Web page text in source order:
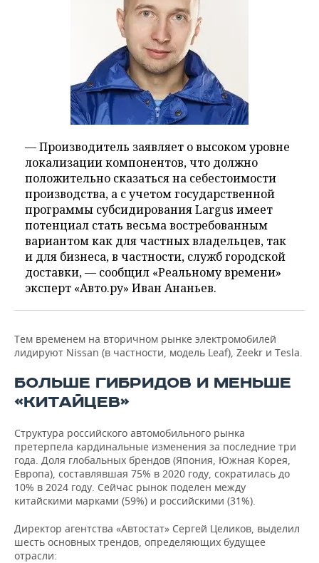
— Производитель заявляет о высоком уровне
локализации компонентов, что должно
положительно сказаться на себестоимости
производства, а с учетом государственной
программы субсидирования Largus имеет
потенциал стать весьма востребованным
вариантом как для частных владельцев, так
и для бизнеса, в частности, служб городской
доставки, — сообщил «Реальному времени»
эксперт «Авто.ру» Иван Ананьев.
Тем временем на вторичном рынке электромобилей
лидируют Nissan (в частности, модель Leaf), Zeekr и Tesla.
БОЛЬШЕ ГИБРИДОВ И МЕНЬШЕ
«КИТАЙЦЕВ»
Структура российского автомобильного рынка
претерпела кардинальные изменения за последние три
года. Доля глобальных брендов (Япония, Южная Корея,
Европа), составлявшая 75% в 2020 году, сократилась до
10% в 2024 году. Сейчас рынок поделен между
китайскими марками (59%) и российскими (31%).
Директор агентства «Автостат» Сергей Целиков, выделил
шесть основных трендов, определяющих будущее
отрасли: